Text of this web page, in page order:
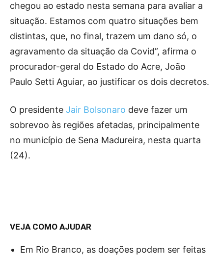
chegou ao estado nesta semana para avaliar a
situação. Estamos com quatro situações bem
distintas, que, no final, trazem um dano só, o
agravamento da situação da Covid”, afirma o
procurador-geral do Estado do Acre, João
Paulo Setti Aguiar, ao justificar os dois decretos.
O presidente Jair Bolsonaro deve fazer um
sobrevoo às regiões afetadas, principalmente
no município de Sena Madureira, nesta quarta
(24).
VEJA COMO AJUDAR
Em Rio Branco, as doações podem ser feitas